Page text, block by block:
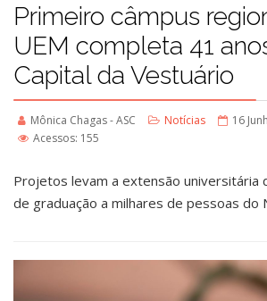
Primeiro câmpus
UEM completa 41
Capital da Vestuário
Mônica Chagas - ASC Notícias
16
Acessos: 155
Projetos levam a extensão universitária
de graduação a milhares de pessoas do